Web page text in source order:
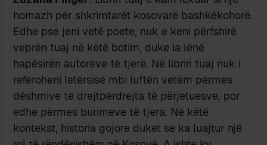
homazh për shkrimtarët kosovarë bashkëkohorë.
Edhe pse jeni vetë poete, nuk e keni përfshirë
veprën tuaj në këtë botim, duke ia lënë
hapësirën autorëve të tjerë. Në librin tuaj nuk i
referoheni letërsisë mbi luftën vetëm përmes
dëshmive të drejtpërdrejta të përjetuesve, por
edhe përmes burimeve të tjera. Në këtë
kontekst, historia gojore duket se ka luajtur një